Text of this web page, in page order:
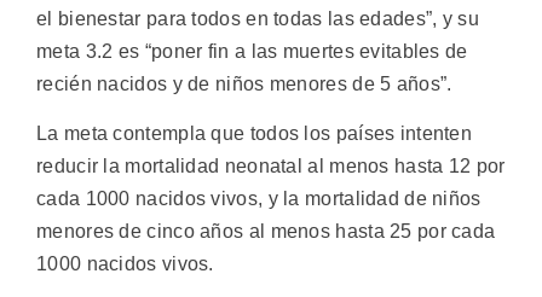
el bienestar para todos en todas las edades”, y su
meta 3.2 es “poner fin a las muertes evitables de
recién nacidos y de niños menores de 5 años”.
La meta contempla que todos los países intenten
reducir la mortalidad neonatal al menos hasta 12 por
cada 1000 nacidos vivos, y la mortalidad de niños
menores de cinco años al menos hasta 25 por cada
1000 nacidos vivos.